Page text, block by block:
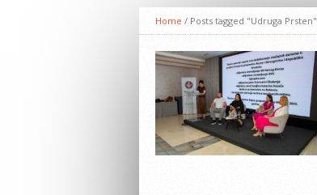
Home / Posts tagged "Udruga Prsten"